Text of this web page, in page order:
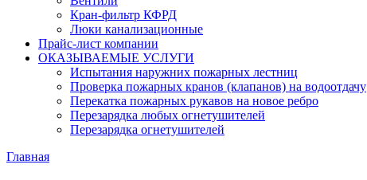
Кран-фильтр КФРД
Люки канализационные
Прайс-лист компании
ОКАЗЫВАЕМЫЕ УСЛУГИ
Испытания наружних пожарных лестниц
Проверка пожарных кранов (клапанов) на водоотдачу
Перекатка пожарных рукавов на новое ребро
Перезарядка любых огнетушителей
Перезарядка огнетушителей
Главная